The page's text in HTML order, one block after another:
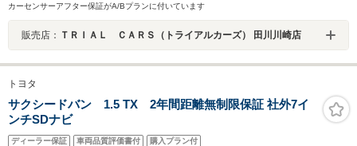
カーセンサーアフター保証がA/Bプランに付いています
販売店： ＴＲＩＡＬ ＣＡＲＳ（トライアルカーズ） 田川川崎店
トヨタ
サクシードバン 1.5 TX 2年間距離無制限保証 社外7イ
ンチSDナビ
ディーラー保証 車両品質評価書付 購入プラン付